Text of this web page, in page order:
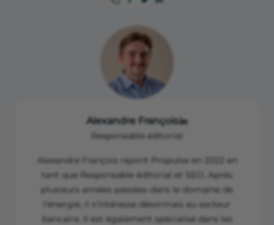
Alexandre François
Responsable éditorial
Alexandre François rejoint Propulse en 2022 en
tant que Responsable éditorial et SEO. Après
plusieurs années passées dans le domaine de
l'énergie, il s'intéresse désormais au secteur
bancaire. Il est également spécialisé dans les